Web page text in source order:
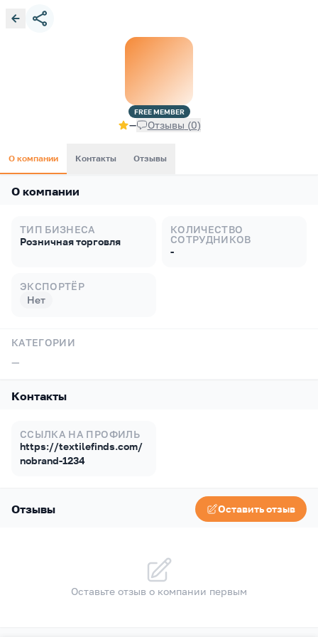
FREEMEMBER
— Отзывы (0)
О компании Контакты Отзывы
О компании
ТИП БИЗНЕСА
Розничная торговля
КОЛИЧЕСТВО
СОТРУДНИКОВ
-
ЭКСПОРТЁР
Нет
КАТЕГОРИИ
—
Контакты
ССЫЛКА НА ПРОФИЛЬ
https://textilefinds.com/
nobrand-1234
Отзывы Оставить отзыв
Оставьте отзыв о компании первым